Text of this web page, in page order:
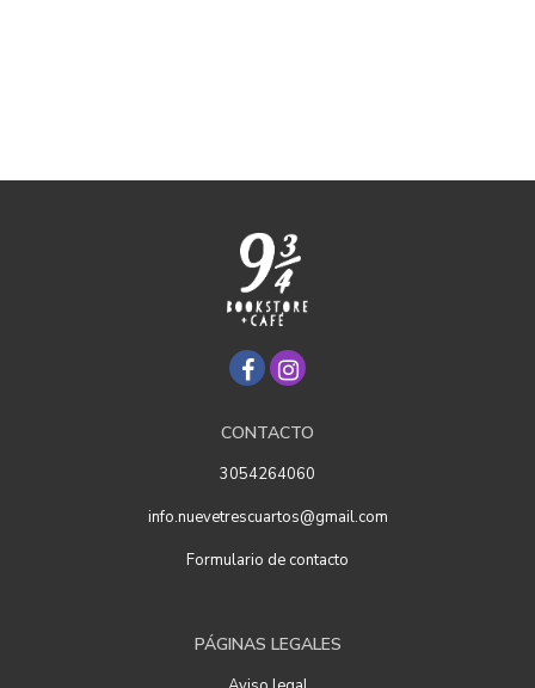
CONTACTO
3054264060
info.nuevetrescuartos@gmail.com
Formulario de contacto
PÁGINAS LEGALES